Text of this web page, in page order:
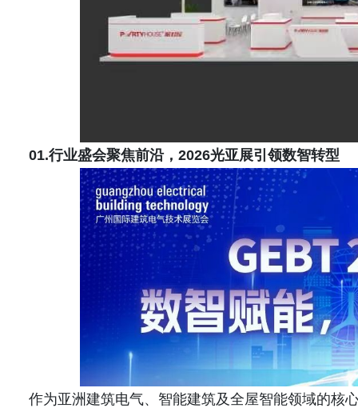
01.行业盛会聚焦前沿，2026光亚展引领数智转型
作为亚洲建筑电气、智能建筑及全屋智能领域的核